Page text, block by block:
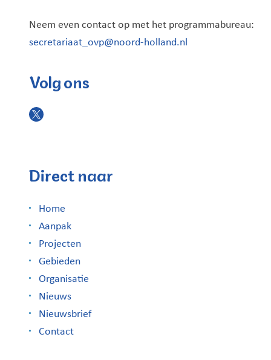
Neem even contact op met het programmabureau:
secretariaat_ovp@noord-holland.nl
Volg ons
Direct naar
Home
Aanpak
Projecten
Gebieden
Organisatie
Nieuws
Nieuwsbrief
Contact